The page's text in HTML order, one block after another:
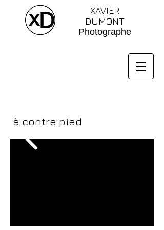
XAVIER
DUMONT
Photographe
à contre pied